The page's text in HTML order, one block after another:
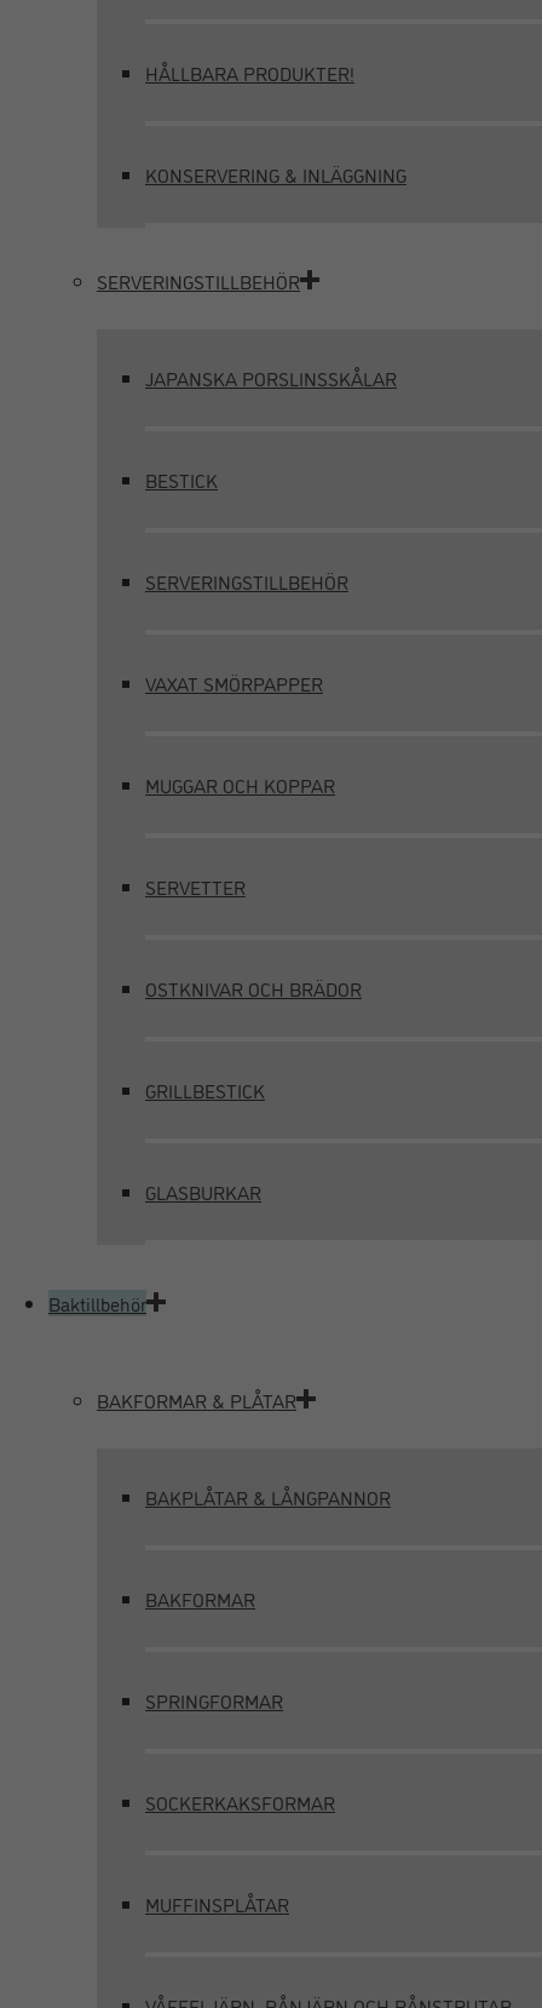
HÅLLBARA PRODUKTER!
KONSERVERING & INLÄGGNING
SERVERINGSTILLBEHÖR
JAPANSKA PORSLINSSKÅLAR
BESTICK
SERVERINGSTILLBEHÖR
VAXAT SMÖRPAPPER
MUGGAR OCH KOPPAR
SERVETTER
OSTKNIVAR OCH BRÄDOR
GRILLBESTICK
GLASBURKAR
Baktillbehör
BAKFORMAR & PLÅTAR
BAKPLÅTAR & LÅNGPANNOR
BAKFORMAR
SPRINGFORMAR
SOCKERKAKSFORMAR
MUFFINSPLÅTAR